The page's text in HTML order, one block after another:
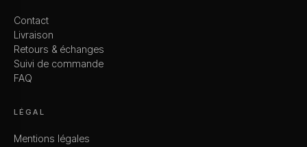
Contact
Livraison
Retours & échanges
Suivi de commande
FAQ
LÉGAL
Mentions légales